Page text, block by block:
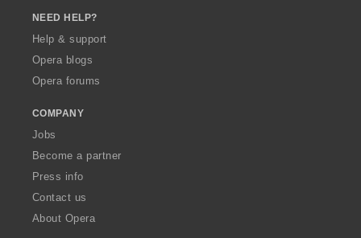
NEED HELP?
Help & support
Opera blogs
Opera forums
COMPANY
Jobs
Become a partner
Press info
Contact us
About Opera